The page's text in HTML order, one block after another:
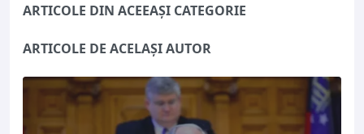
ARTICOLE DIN ACEEAȘI CATEGORIE
ARTICOLE DE ACELAȘI AUTOR